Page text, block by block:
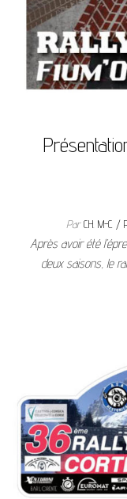
ParCH. M-C /
Après avoir été
deux saisons, le